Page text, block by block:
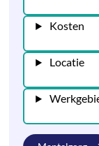
Kosten
Locatie